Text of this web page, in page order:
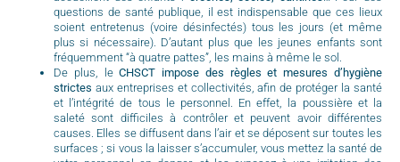
questions de santé publique, il est indispensable que ces lieux
soient entretenus (voire désinfectés) tous les jours (et même
plus si nécessaire). D’autant plus que les jeunes enfants sont
fréquemment “à quatre pattes”, les mains à même le sol.
De plus, leCHSCT impose des règles et mesures d’hygiène
strictes aux entreprises et collectivités, afin de protéger la santé
et l’intégrité de tous le personnel. En effet, la poussière et la
saleté sont difficiles à contrôler et peuvent avoir différentes
causes. Elles se diffusent dans l’air et se déposent sur toutes les
surfaces ; si vous la laisser s’accumuler, vous mettez la santé de